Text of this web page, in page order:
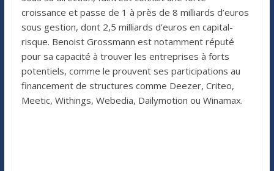
croissance et passe de 1 à près de 8 milliards d’euros
sous gestion, dont 2,5 milliards d’euros en capital-
risque. Benoist Grossmann est notamment réputé
pour sa capacité à trouver les entreprises à forts
potentiels, comme le prouvent ses participations au
financement de structures comme Deezer, Criteo,
Meetic, Withings, Webedia, Dailymotion ou Winamax.